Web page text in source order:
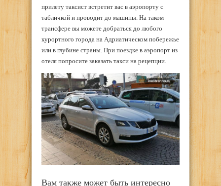
прилету таксист встретит вас в аэропорту с
табличкой и проводит до машины. На таком
трансфере вы можете добраться до любого
курортного города на Адриатическом побережье
или в глубине страны. При поездке в аэропорт из
отеля попросите заказать такси на рецепции.
Вам также может быть интересно